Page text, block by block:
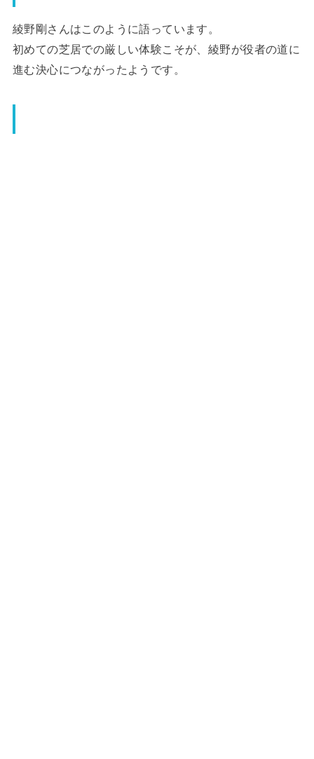
綾野剛さんはこのように語っています。
初めての芝居での厳しい体験こそが、綾野が役者の道に
進む決心につながったようです。